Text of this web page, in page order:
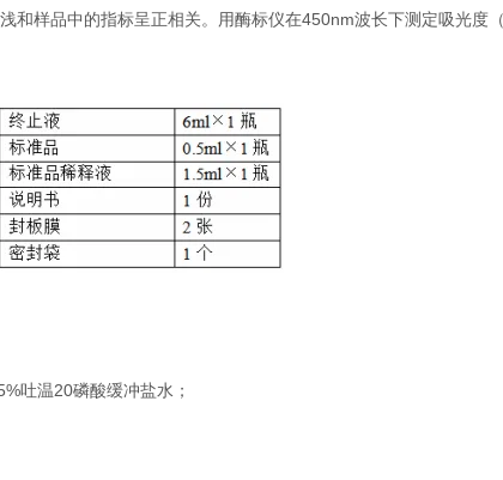
和样品中的指标呈正相关。用酶标仪在450nm波长下测定吸光度
吐温20磷酸缓冲盐水；